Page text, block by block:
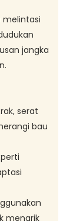
melintasi
jangka
serat
bau
menarik